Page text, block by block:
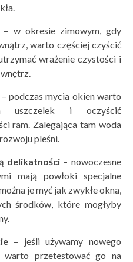
– w okresie zimowym, gdy
warto częściej czyścić
wrażenie czystości i
– podczas mycia okien warto
uszczelek i oczyścić
ram. Zalegająca tam woda
pleśni.
delikatności– nowoczesne
mają powłoki specjalne
je myć jak zwykłe okna,
środków, które mogłyby
– jeśli używamy nowego
warto przetestować go na